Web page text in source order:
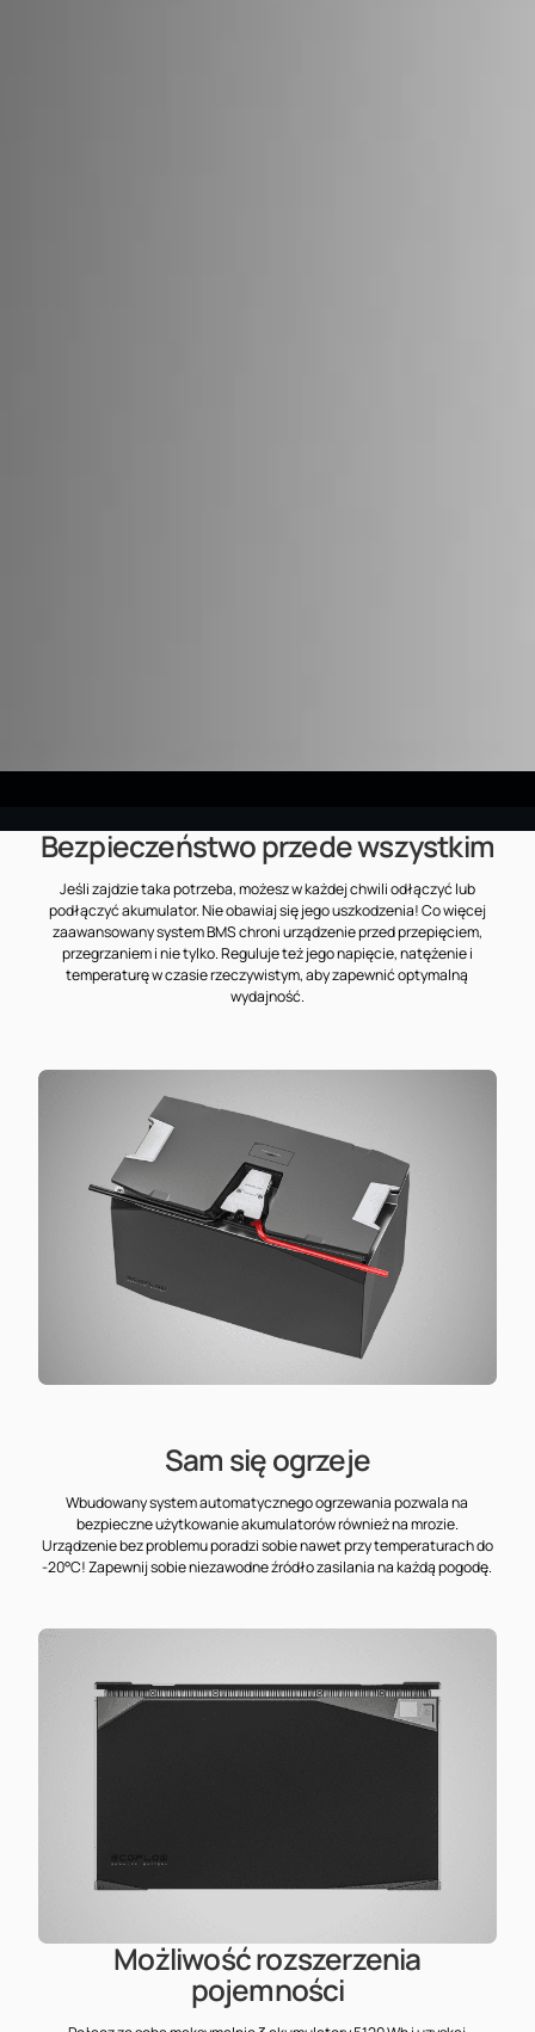
Bezpieczeństwo przede wszystkim
Jeśli zajdzie taka potrzeba, możesz w każdej chwili odłączyć lub
podłączyć akumulator. Nie obawiaj się jego uszkodzenia! Co więcej
zaawansowany system BMS chroni urządzenie przed przepięciem,
przegrzaniem i nie tylko. Reguluje też jego napięcie, natężenie i
temperaturę w czasie rzeczywistym, aby zapewnić optymalną
wydajność.
Sam się ogrzeje
Wbudowany system automatycznego ogrzewania pozwala na
bezpieczne użytkowanie akumulatorów również na mrozie.
Urządzenie bez problemu poradzi sobie nawet przy temperaturach do
-20°C! Zapewnij sobie niezawodne źródło zasilania na każdą pogodę.
Możliwość rozszerzenia
pojemności